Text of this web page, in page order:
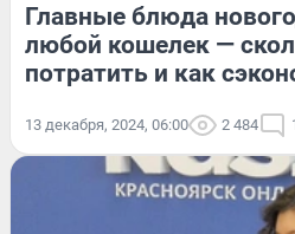
Главные блюда
любой кошелек —
потратить и как
13 декабря, 2024, 06:00 2 484